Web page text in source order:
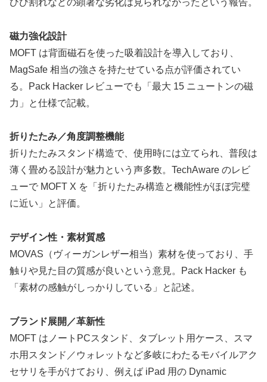
磁力強化設計
MOFT は背面磁石を使った吸着設計を導入しており、
MagSafe 相当の強さを持たせている点が評価されてい
る。Pack Hacker レビューでも「最大 15 ニュートンの磁
力」と仕様で記載。
折りたたみ／角度調整機能
折りたたみスタンド構造で、使用時には立てられ、普段は
薄く畳める設計が魅力という声多数。TechAware のレビ
ューで MOFT X を「折りたたみ構造と機能性がほぼ完璧
に近い」と評価。
デザイン性・素材質感
MOVAS（ヴィーガンレザー相当）素材を使っており、手
触りや見た目の質感が良いという意見。Pack Hacker も
「素材の感触がしっかりしている」と記述。
ブランド展開／革新性
MOFT はノートPCスタンド、タブレット用ケース、スマ
ホ用スタンド／ウォレットなど多岐にわたるモバイルアク
セサリを手がけており、例えば iPad 用の Dynamic